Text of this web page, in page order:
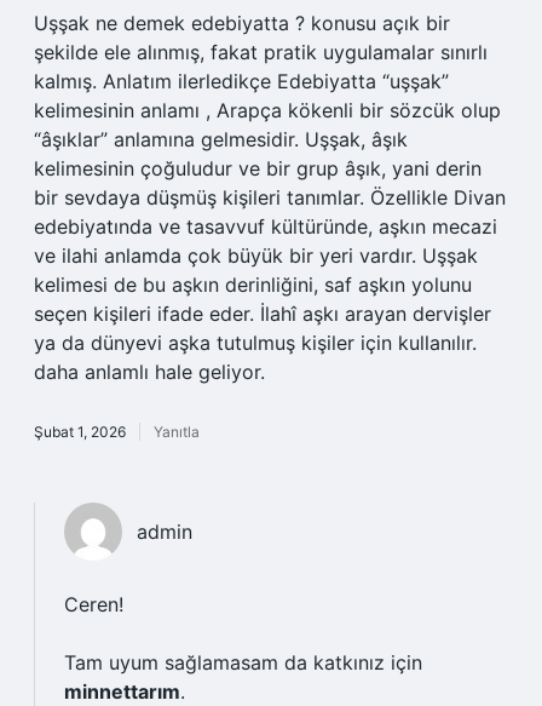
Uşşak ne demek edebiyatta ? konusu açık bir
şekilde ele alınmış, fakat pratik uygulamalar sınırlı
kalmış. Anlatım ilerledikçe Edebiyatta “uşşak”
kelimesinin anlamı , Arapça kökenli bir sözcük olup
“âşıklar” anlamına gelmesidir. Uşşak, âşık
kelimesinin çoğuludur ve bir grup âşık, yani derin
bir sevdaya düşmüş kişileri tanımlar. Özellikle Divan
edebiyatında ve tasavvuf kültüründe, aşkın mecazi
ve ilahi anlamda çok büyük bir yeri vardır. Uşşak
kelimesi de bu aşkın derinliğini, saf aşkın yolunu
seçen kişileri ifade eder. İlahî aşkı arayan dervişler
ya da dünyevi aşka tutulmuş kişiler için kullanılır.
daha anlamlı hale geliyor.
Şubat 1, 2026 Yanıtla
admin
Ceren!
Tam uyum sağlamasam da katkınız için
minnettarım.